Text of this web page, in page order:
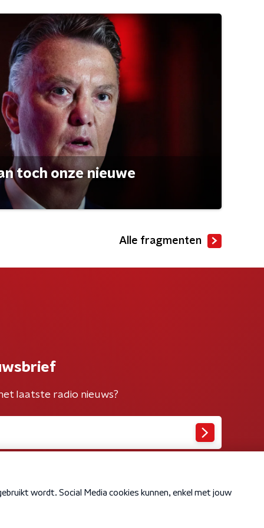
toch onze nieuwe
Alle fragmenten
laatste radio nieuws?